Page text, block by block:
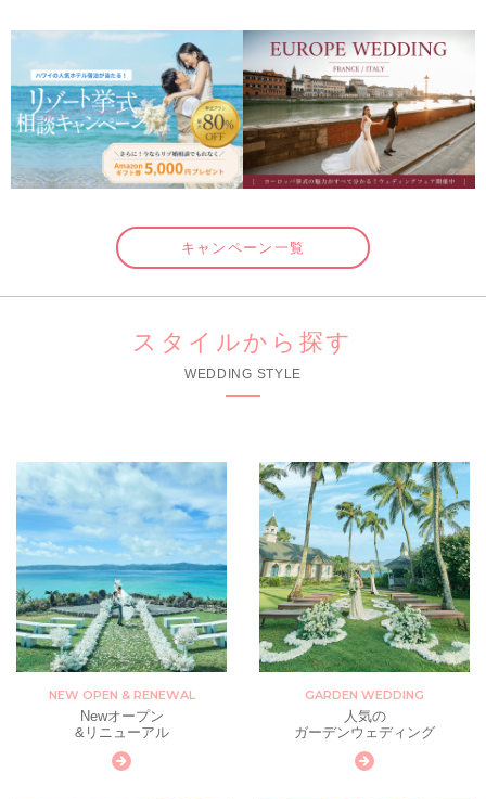
キャンペーン一覧
スタイルから探す
WEDDING STYLE
NEW OPEN & RENEWAL
Newオープン
&リニューアル
GARDEN WEDDING
人気の
ガーデンウェディング